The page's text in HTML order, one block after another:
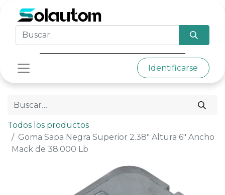
Identificarse
Todos los productos
Goma Sapa Negra Superior 2.38" Altura 6" Ancho
Mack de 38.000 Lb